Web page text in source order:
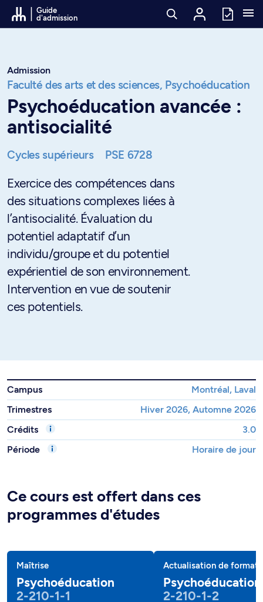
Passer au contenu
Guide
d'admission
Admission
Faculté des arts et des sciences, Psychoéducation
Psychoéducation avancée :
antisocialité
Cycles supérieurs PSE 6728
Exercice des compétences dans
des situations complexes liées à
l’antisocialité. Évaluation du
potentiel adaptatif d’un
individu/groupe et du potentiel
expérientiel de son environnement.
Intervention en vue de soutenir
ces potentiels.
Campus
Montréal, Laval
Trimestres
Hiver 2026, Automne 2026
Crédits
3.0
Période
Horaire de jour
Ce cours est offert dans ces
programmes d'études
Maîtrise
Psychoéducation
2-210-1-1
Actualisation de
Psychoéducation
2-210-1-2